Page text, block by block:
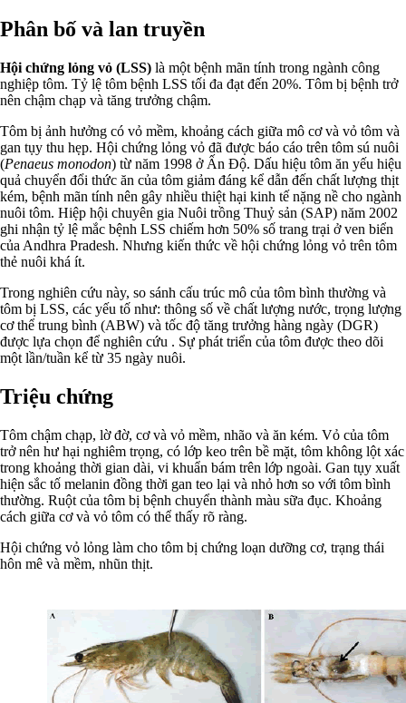
Phân bố và lan truyền
Hội chứng lỏng vỏ (LSS) là một bệnh mãn tính trong ngành công
nghiệp tôm. Tỷ lệ tôm bệnh LSS tối đa đạt đến 20%. Tôm bị bệnh trở
nên chậm chạp và tăng trưởng chậm.
Tôm bị ảnh hưởng có vỏ mềm, khoảng cách giữa mô cơ và vỏ tôm và
gan tụy thu hẹp. Hội chứng lỏng vỏ đã được báo cáo trên tôm sú nuôi
(Penaeus monodon) từ năm 1998 ở Ấn Độ. Dấu hiệu tôm ăn yếu hiệu
quả chuyển đổi thức ăn của tôm giảm đáng kể dẫn đến chất lượng thịt
kém, bệnh mãn tính nên gây nhiều thiệt hại kinh tế nặng nề cho ngành
nuôi tôm. Hiệp hội chuyên gia Nuôi trồng Thuỷ sản (SAP) năm 2002
ghi nhận tỷ lệ mắc bệnh LSS chiếm hơn 50% số trang trại ở ven biển
của Andhra Pradesh. Nhưng kiến thức về hội chứng lỏng vỏ trên tôm
thẻ nuôi khá ít.
Trong nghiên cứu này, so sánh cấu trúc mô của tôm bình thường và
tôm bị LSS, các yếu tố như: thông số về chất lượng nước, trọng lượng
cơ thể trung bình (ABW) và tốc độ tăng trưởng hàng ngày (DGR)
được lựa chọn để nghiên cứu . Sự phát triển của tôm được theo dõi
một lần/tuần kể từ 35 ngày nuôi.
Triệu chứng
Tôm chậm chạp, lờ đờ, cơ và vỏ mềm, nhão và ăn kém. Vỏ của tôm
trở nên hư hại nghiêm trọng, có lớp keo trên bề mặt, tôm không lột xác
trong khoảng thời gian dài, vi khuẩn bám trên lớp ngoài. Gan tụy xuất
hiện sắc tố melanin đồng thời gan teo lại và nhỏ hơn so với tôm bình
thường. Ruột của tôm bị bệnh chuyển thành màu sữa đục. Khoảng
cách giữa cơ và vỏ tôm có thể thấy rõ ràng.
Hội chứng vỏ lỏng làm cho tôm bị chứng loạn dưỡng cơ, trạng thái
hôn mê và mềm, nhũn thịt.